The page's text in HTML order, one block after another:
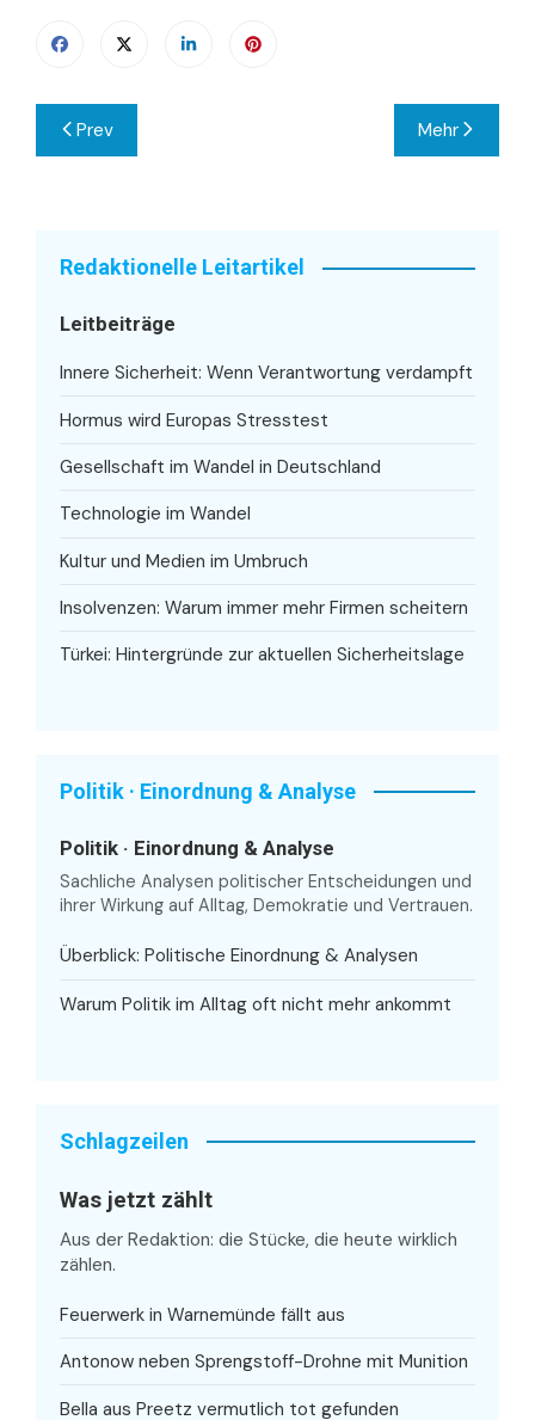
Beitragsnavigation
Prev Mehr
Redaktionelle Leitartikel
Leitbeiträge
Innere Sicherheit: Wenn Verantwortung verdampft
Hormus wird Europas Stresstest
Gesellschaft im Wandel in Deutschland
Technologie im Wandel
Kultur und Medien im Umbruch
Insolvenzen: Warum immer mehr Firmen scheitern
Türkei: Hintergründe zur aktuellen Sicherheitslage
Politik · Einordnung & Analyse
Politik · Einordnung & Analyse
Sachliche Analysen politischer Entscheidungen und
ihrer Wirkung auf Alltag, Demokratie und Vertrauen.
Überblick: Politische Einordnung & Analysen
Warum Politik im Alltag oft nicht mehr ankommt
Schlagzeilen
Was jetzt zählt
Aus der Redaktion: die Stücke, die heute wirklich
zählen.
Feuerwerk in Warnemünde fällt aus
Antonow neben Sprengstoff-Drohne mit Munition
Bella aus Preetz vermutlich tot gefunden